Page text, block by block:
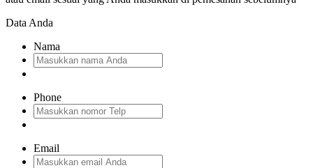
Data Anda
Nama
Phone
Email